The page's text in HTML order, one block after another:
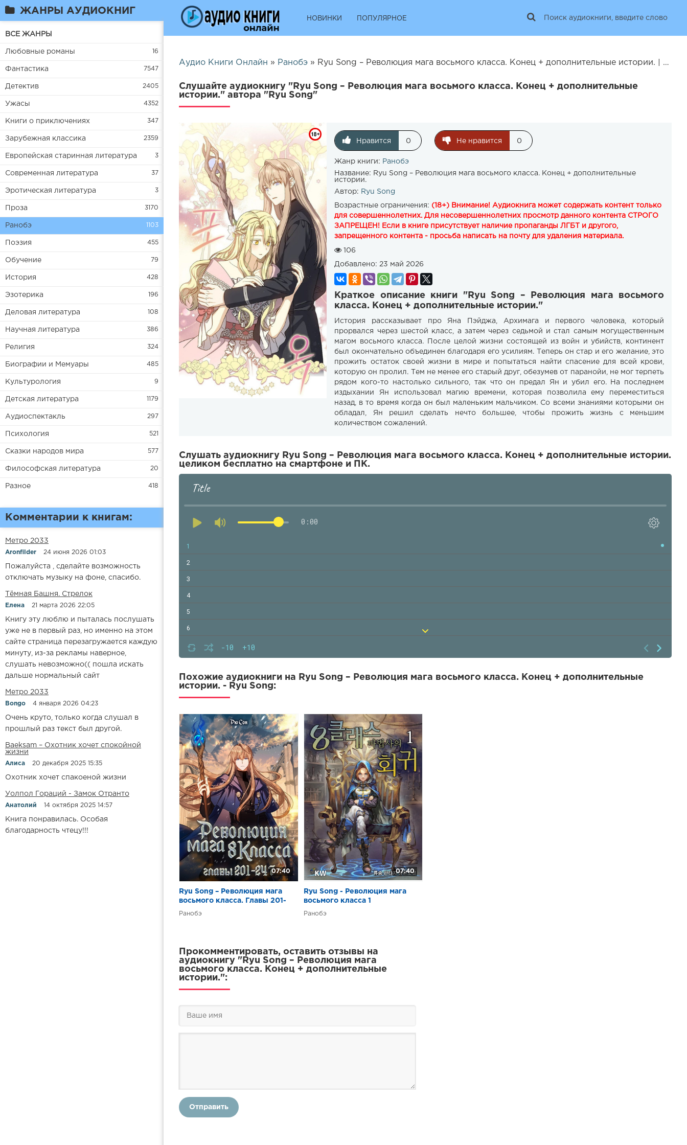
ЖАНРЫ АУДИОКНИГ
ВСЕ ЖАНРЫ
Любовные романы 16
Фантастика 7547
Детектив 2405
Ужасы 4352
Книги о приключениях 347
Зарубежная классика 2359
Европейская старинная литература 3
Современная литература 37
Эротическая литература 3
Проза 3170
Ранобэ 1103
Поэзия 455
Обучение 79
История 428
Эзотерика 196
Деловая литература 108
Научная литература 386
Религия 324
Биографии и Мемуары 485
Культурология 9
Детская литература 1179
Аудиоспектакль 297
Психология 521
Сказки народов мира 577
Философская литература 20
Разное 418
Комментарии к книгам:
Метро 2033
Aronfilder 24 июня 2026 01:03
Пожалуйста , сделайте возможность
отключать музыку на фоне, спасибо.
​​Тёмная Башня. Стрелок
Елена 21 марта 2026 22:05
Книгу эту люблю и пыталась послушать
уже не в первый раз, но именно на этом
сайте страница перезагружается каждую
минуту, из-за рекламы наверное,
слушать невозможно(( пошла искать
дальше нормальный сайт
Метро 2033
Bongo 4 января 2026 04:23
Очень круто, только когда слушал в
прошлый раз текст был другой.
Baeksam – Охотник хочет спокойной
жизни
Алиса 20 декабря 2025 15:35
Охотник хочет спакоеной жизни
Уолпол Гораций - Замок Отранто
Анатолий 14 октября 2025 14:57
Книга понравилась. Особая
благодарность чтецу!!!
НОВИНКИ ПОПУЛЯРНОЕ
Аудио Книги Онлайн » Ранобэ » Ryu Song – Революция мага восьмого класса. Конец + дополнительные истории. | 25794
Слушайте аудиокнигу "Ryu Song – Революция мага восьмого класса. Конец + дополнительные
истории." автора "Ryu Song"
Нравится 0 Не нравится 0
Жанр книги: Ранобэ
Название: Ryu Song – Революция мага восьмого класса. Конец + дополнительные
истории.
Автор: Ryu Song
Возрастные ограничения: (18+) Внимание! Аудиокнига может содержать контент только
для совершеннолетних. Для несовершеннолетних просмотр данного контента СТРОГО
ЗАПРЕЩЕН! Если в книге присутствует наличие пропаганды ЛГБТ и другого,
запрещенного контента - просьба написать на почту для удаления материала.
106
Добавлено: 23 май 2026
Краткое описание книги "Ryu Song – Революция мага восьмого
класса. Конец + дополнительные истории."
История рассказывает про Яна Пэйджа, Архимага и первого человека, который
прорвался через шестой класс, а затем через седьмой и стал самым могущественным
магом восьмого класса. После целой жизни состоящей из войн и убийств, континент
был окончательно объединен благодаря его усилиям. Теперь он стар и его желание, это
прожить остаток своей жизни в мире и попытаться найти спасение для всей крови,
которую он пролил. Тем не менее его старый друг, обезумев от паранойи, не мог терпеть
рядом кого-то настолько сильного, так что он предал Ян и убил его. На последнем
издыхании Ян использовал магию времени, которая позволила ему переместиться
назад, в то время когда он был маленьким мальчиком. Со всеми знаниями которыми он
обладал, Ян решил сделать нечто большее, чтобы прожить жизнь с меньшим
количеством сожалений.
Слушать аудиокнигу Ryu Song – Революция мага восьмого класса. Конец + дополнительные истории.
целиком бесплатно на смартфоне и ПК.
Title
0:00
-10 +10
1
2
3
4
5
6
7
8
9
12
13
14
15
16
17
Похожие аудиокниги на Ryu Song – Революция мага восьмого класса. Конец + дополнительные
истории. - Ryu Song:
07:40
Ryu Song – Революция мага
восьмого класса. Главы 201-
247(конец)
Ранобэ
07:40
Ryu Song - Революция мага
восьмого класса 1
Ранобэ
Прокомментировать, оставить отзывы на
аудиокнигу "Ryu Song – Революция мага
восьмого класса. Конец + дополнительные
истории.":
Отправить